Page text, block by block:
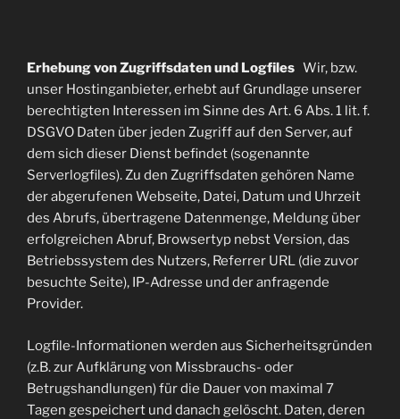
Erhebung von Zugriffsdaten und Logfiles Wir, bzw.
unser Hostinganbieter, erhebt auf Grundlage unserer
berechtigten Interessen im Sinne des Art. 6 Abs. 1 lit. f.
DSGVO Daten über jeden Zugriff auf den Server, auf
dem sich dieser Dienst befindet (sogenannte
Serverlogfiles). Zu den Zugriffsdaten gehören Name
der abgerufenen Webseite, Datei, Datum und Uhrzeit
des Abrufs, übertragene Datenmenge, Meldung über
erfolgreichen Abruf, Browsertyp nebst Version, das
Betriebssystem des Nutzers, Referrer URL (die zuvor
besuchte Seite), IP-Adresse und der anfragende
Provider.
Logfile-Informationen werden aus Sicherheitsgründen
(z.B. zur Aufklärung von Missbrauchs- oder
Betrugshandlungen) für die Dauer von maximal 7
Tagen gespeichert und danach gelöscht. Daten, deren